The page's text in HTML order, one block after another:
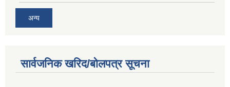
अन्य
सार्वजनिक खरिद/बोलपत्र सूचना